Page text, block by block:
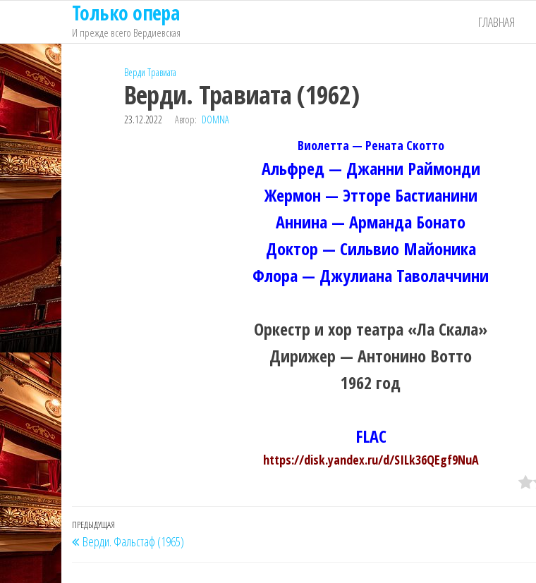
содержимому
Только опера
И прежде всего Вердиевская
ГЛАВНАЯ
Верди Травиата
Верди. Травиата (1962)
23.12.2022 Автор: DOMNA
Виолетта — Рената Скотто
Альфред — Джанни Раймонди
Жермон — Этторе Бастианини
Аннина — Арманда Бонато
Доктор — Сильвио Майоника
Флора — Джулиана Таволаччини
Оркестр и хор театра «Ла Скала»
Дирижер — Антонино Вотто
1962 год
FLAC
https://disk.yandex.ru/d/SILk36QEgf9NuA
Навигация
по
Предыдущая
запись
ПРЕДЫДУЩАЯ
Верди. Фальстаф (1965)